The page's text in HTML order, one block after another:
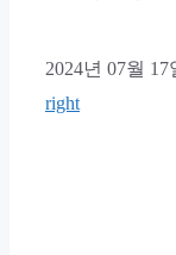
2024년 07월 17
right